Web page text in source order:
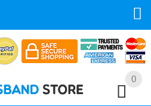
0
0